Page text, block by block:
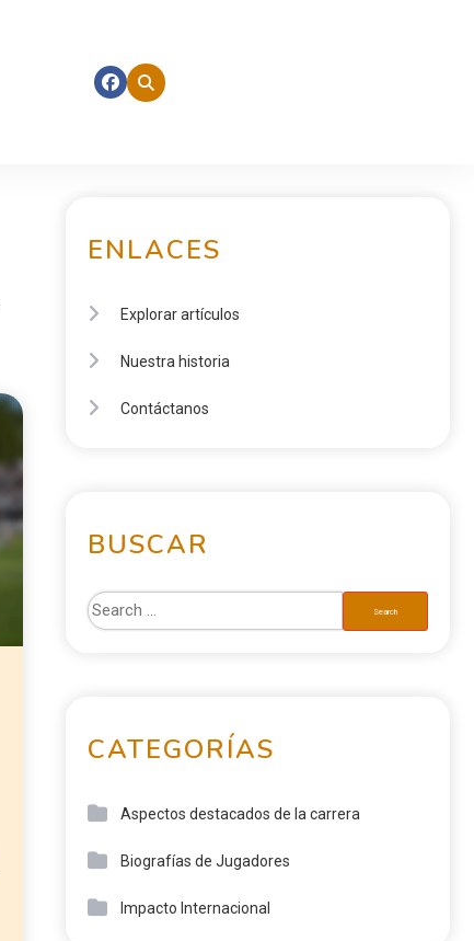
ENLACES
Explorar artículos
Nuestra historia
Contáctanos
BUSCAR
CATEGORÍAS
Aspectos destacados de la carrera
Biografías de Jugadores
Impacto Internacional